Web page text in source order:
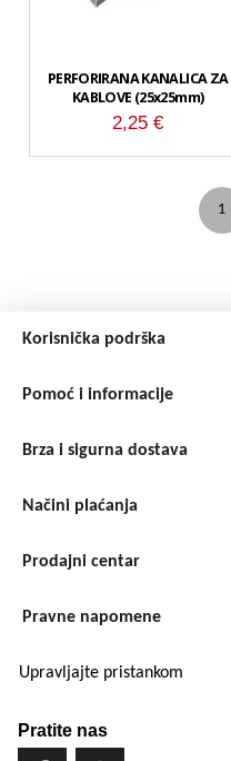
PERFORIRANA KANALICA ZA
KABLOVE (25x25mm)
2,25€
1
Korisnička podrška
Pomoć i informacije
Brza i sigurna dostava
Načini plaćanja
Prodajni centar
Pravne napomene
Upravljajte pristankom
Pratite nas